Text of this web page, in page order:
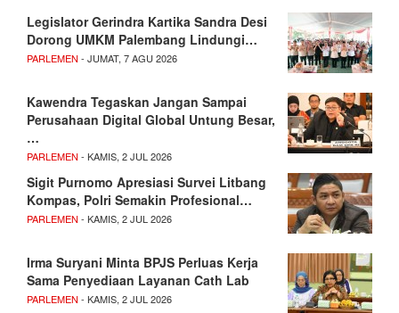
Legislator Gerindra Kartika Sandra Desi
Dorong UMKM Palembang Lindungi…
PARLEMEN - JUMAT, 7 AGU 2026
Kawendra Tegaskan Jangan Sampai
Perusahaan Digital Global Untung Besar,
…
PARLEMEN - KAMIS, 2 JUL 2026
Sigit Purnomo Apresiasi Survei Litbang
Kompas, Polri Semakin Profesional…
PARLEMEN - KAMIS, 2 JUL 2026
Irma Suryani Minta BPJS Perluas Kerja
Sama Penyediaan Layanan Cath Lab
PARLEMEN - KAMIS, 2 JUL 2026